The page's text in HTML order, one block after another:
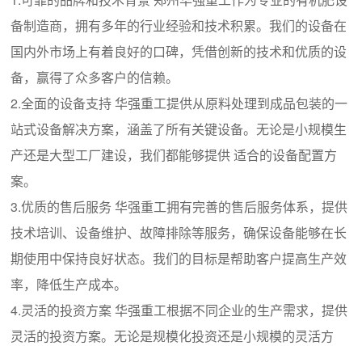
备制造商，拥有多年的行业经验和技术积累。我们的设备在
国内外市场上有着良好的口碑，凭借创新的技术和优质的设
备，赢得了众多客户的信赖。
2.全面的设备支持 华强重工提供从原料处理到成品包装的一
站式设备解决方案，涵盖了所有关键设备。无论是小规模生
产还是大型工厂建设，我们都能够提供 适合的设备配置方
案。
3.优质的售后服务 华强重工拥有完善的售后服务体系，提供
技术培训、设备维护、故障排除等服务，确保设备能够在长
期使用中保持良好状态。我们的目标是帮助客户提高生产效
率，降低生产成本。
4.灵活的投资方案 华强重工根据不同企业的生产需求，提供
灵活的投资方案。无论是规模化投资还是小规模的灵活方